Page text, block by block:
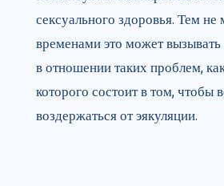
сексуального здоровья. Тем не
временами это может
в отношении таких проблем,
которого состоит в том, чтобы
воздержаться от эякуляции.